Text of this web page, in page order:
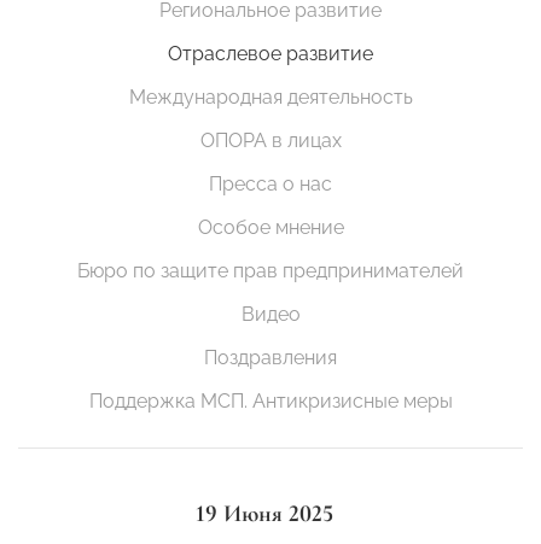
Региональное развитие
Отраслевое развитие
Международная деятельность
ОПОРА в лицах
Пресса о нас
Особое мнение
Бюро по защите прав предпринимателей
Видео
Поздравления
Поддержка МСП. Антикризисные меры
19 Июня 2025